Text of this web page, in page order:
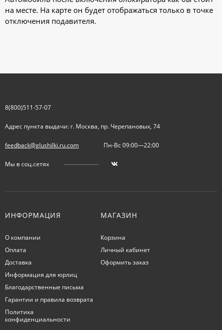
на месте. На карте он будет отображаться только в точке
отключения подавителя.
8(800)511-57-07
Адрес пункта выдачи: г. Москва, пр. Черепановых, 74
feedback@glushilki.ru.com Пн-Вс 09:00—22:00
Мы в соц.сетях
ИНФОРМАЦИЯ
О компании
Оплата
Доставка
Информация для юрлиц
Благодарственные письма
Гарантии и правила возврата
Политика
конфиденциальности
МАГАЗИН
Корзина
Личный кабинет
Оформить заказ